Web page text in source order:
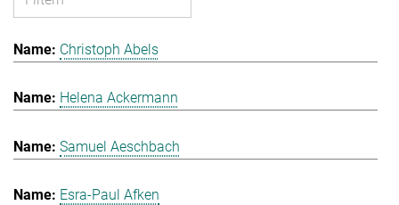
Christoph Abels
Helena Ackermann
Samuel Aeschbach
Esra-Paul Afken